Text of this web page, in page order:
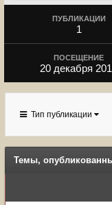
ПУБЛИКАЦИИ
1
ПОСЕЩЕНИЕ
20 декабря
Тип публикации
Темы,